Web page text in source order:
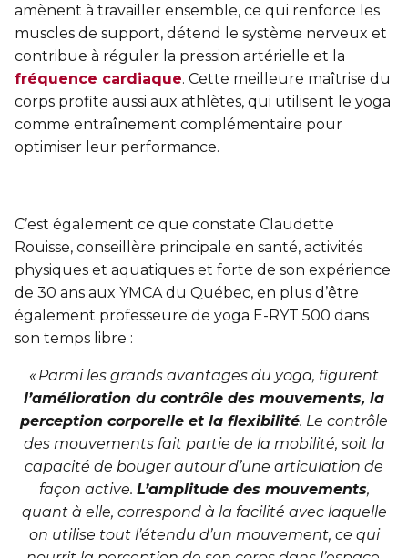
amènent à travailler ensemble, ce qui renforce les
muscles de support, détend le système nerveux et
contribue à réguler la pression artérielle et la
fréquence cardiaque. Cette meilleure maîtrise du
corps profite aussi aux athlètes, qui utilisent le yoga
comme entraînement complémentaire pour
optimiser leur performance.
C’est également ce que constate Claudette
Rouisse, conseillère principale en santé, activités
physiques et aquatiques et forte de son expérience
de 30 ans aux YMCA du Québec, en plus d’être
également professeure de yoga E-RYT 500 dans
son temps libre :
« Parmi les grands avantages du yoga, figurent
l’amélioration du contrôle des mouvements, la
perception corporelle et la flexibilité. Le contrôle
des mouvements fait partie de la mobilité, soit la
capacité de bouger autour d’une articulation de
façon active. L’amplitude des mouvements,
quant à elle, correspond à la facilité avec laquelle
on utilise tout l’étendu d’un mouvement, ce qui